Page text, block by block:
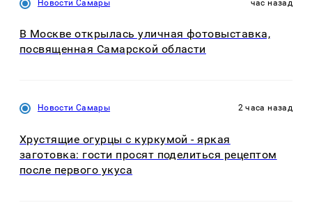
Новости Самары час назад
В Москве открылась уличная фотовыставка,
посвященная Самарской области
Новости Самары 2 часа назад
Хрустящие огурцы с куркумой - яркая
заготовка: гости просят поделиться рецептом
после первого укуса